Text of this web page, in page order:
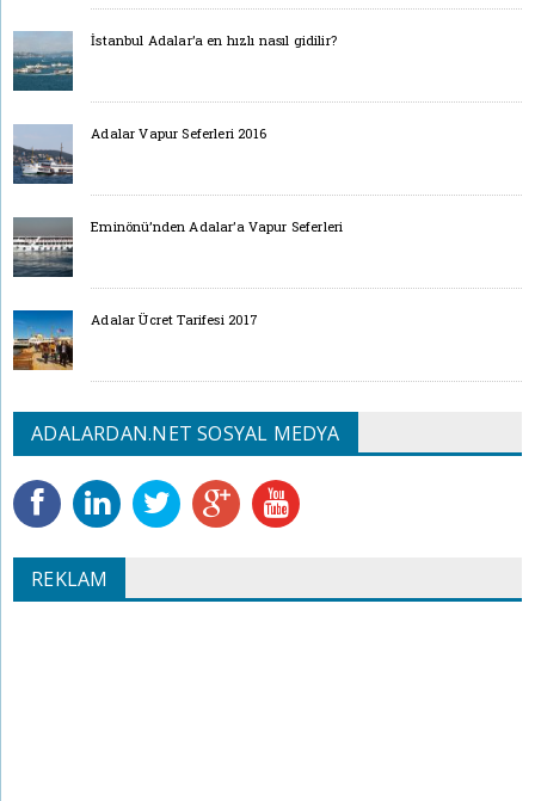
İstanbul Adalar’a en hızlı nasıl gidilir?
Adalar Vapur Seferleri 2016
Eminönü’nden Adalar’a Vapur Seferleri
Adalar Ücret Tarifesi 2017
ADALARDAN.NET SOSYAL MEDYA
REKLAM